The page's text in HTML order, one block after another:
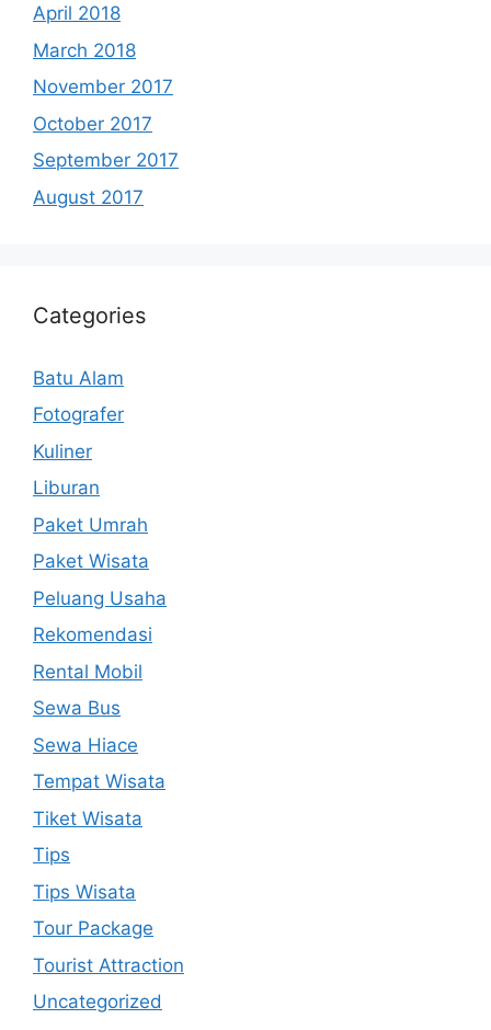
April 2018
March 2018
November 2017
October 2017
September 2017
August 2017
Categories
Batu Alam
Fotografer
Kuliner
Liburan
Paket Umrah
Paket Wisata
Peluang Usaha
Rekomendasi
Rental Mobil
Sewa Bus
Sewa Hiace
Tempat Wisata
Tiket Wisata
Tips
Tips Wisata
Tour Package
Tourist Attraction
Uncategorized